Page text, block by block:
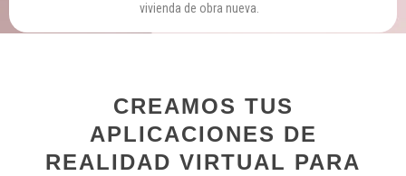
vivienda de obra nueva.
CREAMOS TUS
APLICACIONES DE
REALIDAD VIRTUAL PARA